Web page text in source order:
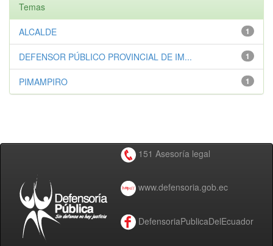
Temas
1
ALCALDE
1
DEFENSOR PÚBLICO PROVINCIAL DE IM...
1
PIMAMPIRO
151 Asesoría legal
www.defensoria.gob.ec
DefensoriaPublicaDelEcuador